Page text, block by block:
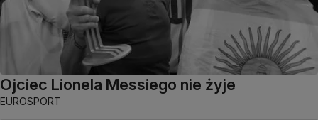
Ojciec Lionela Messiego nie żyje
EUROSPORT